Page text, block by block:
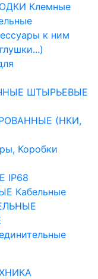
Клемные
к ним
ШТЫРЬЕВЫЕ
(НКИ,
Коробки
IP68
Кабельные